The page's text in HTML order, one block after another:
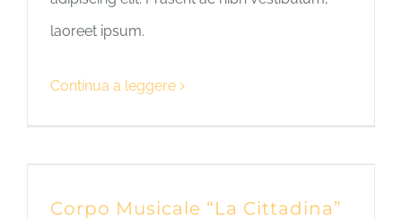
laoreet ipsum.
Continua a leggere
Corpo Musicale “La Cittadina”